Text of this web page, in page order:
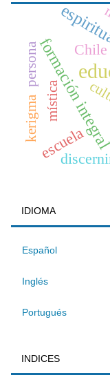
formaciónChile
escuela
mística
persona
kerigma
IDIOMA
Español
Inglés
Portugués
INDICES